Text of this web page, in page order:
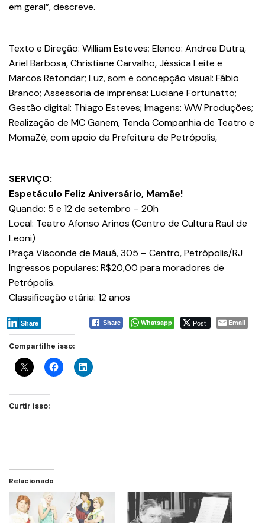
em geral”, descreve.
Texto e Direção: William Esteves; Elenco: Andrea Dutra,
Ariel Barbosa, Christiane Carvalho, Jéssica Leite e
Marcos Retondar; Luz, som e concepção visual: Fábio
Branco; Assessoria de imprensa: Luciane Fortunatto;
Gestão digital: Thiago Esteves; Imagens: WW Produções;
Realização de MC Ganem, Tenda Companhia de Teatro e
MomaZé, com apoio da Prefeitura de Petrópolis,
SERVIÇO:
Espetáculo Feliz Aniversário, Mamãe!
Quando: 5 e 12 de setembro – 20h
Local: Teatro Afonso Arinos (Centro de Cultura Raul de
Leoni)
Praça Visconde de Mauá, 305 – Centro, Petrópolis/RJ
Ingressos populares: R$20,00 para moradores de
Petrópolis.
Classificação etária: 12 anos
Share Whatsapp Post Email
Share
Compartilhe isso:
Curtir isso:
Relacionado